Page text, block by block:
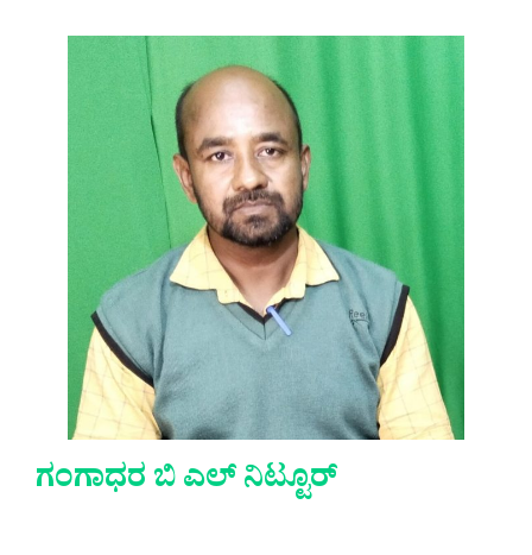
ಗಂಗಾಧರ ಬಿ ಎಲ್ ನಿಟ್ಟೂರ್